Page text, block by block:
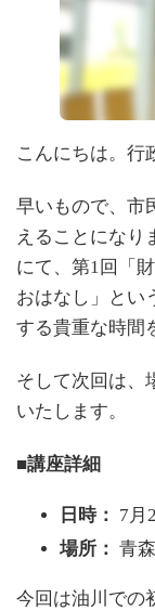
こんにちは。行
早いもので、市
えることになり
にて、第1回「
おはなし」とい
する貴重な時間
そして次回は、
いたします。
■講座詳細
日時： 7月
場所： 青
今回は油川での